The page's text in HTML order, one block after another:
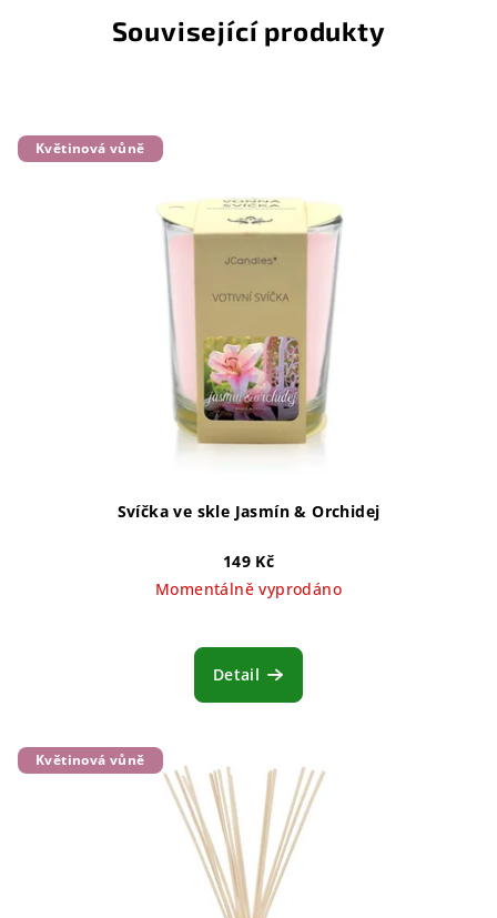
Související produkty
Květinová vůně
Svíčka ve skle Jasmín & Orchidej
149 Kč
Momentálně vyprodáno
Detail
Květinová vůně